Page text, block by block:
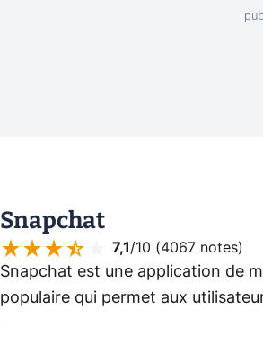
Snapchat
7,1/10 (4067 notes)
Snapchat est une application de
populaire qui permet aux